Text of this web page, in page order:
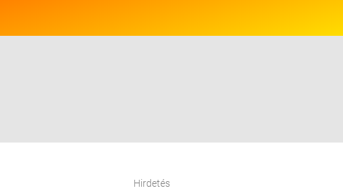
Hirdetés